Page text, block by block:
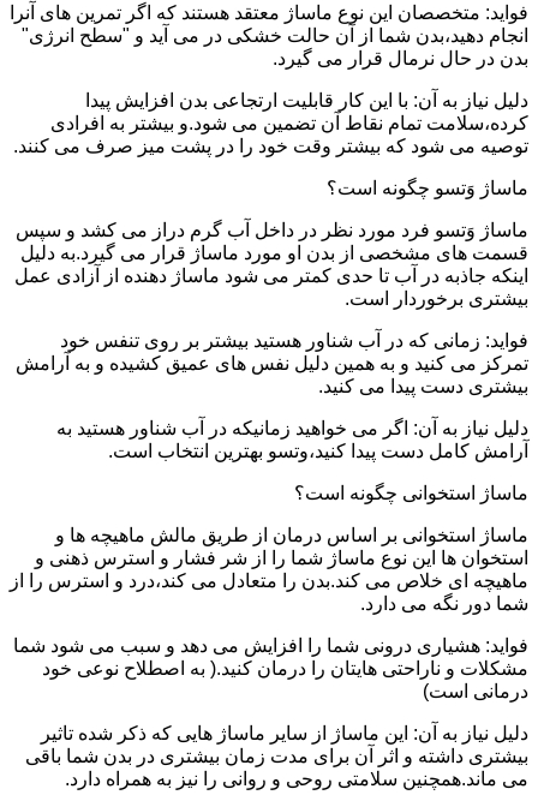
فواید: متخصصان این نوع ماساژ معتقد هستند که اگر تمرین های آنرا
انجام دهید،بدن شما از آن حالت خشکی در می آید و "سطح انرژی"
بدن در حال نرمال قرار می گیرد.
دلیل نیاز به آن: با این کار قابلیت ارتجاعی بدن افزایش پیدا
کرده،سلامت تمام نقاط آن تضمین می شود.و بیشتر به افرادی
توصیه می شود که بیشتر وقت خود را در پشت میز صرف می کنند.
ماساژ وَتسو چگونه است؟
ماساژ وَتسو فرد مورد نظر در داخل آب گرم دراز می کشد و سپس
قسمت های مشخصی از بدن او مورد ماساژ قرار می گیرد.به دلیل
اینکه جاذبه در آب تا حدی کمتر می شود ماساژ دهنده از آزادی عمل
بیشتری برخوردار است.
فواید: زمانی که در آب شناور هستید بیشتر بر روی تنفس خود
تمرکز می کنید و به همین دلیل نفس های عمیق کشیده و به آرامش
بیشتری دست پیدا می کنید.
دلیل نیاز به آن: اگر می خواهید زمانیکه در آب شناور هستید به
آرامش کامل دست پیدا کنید،وتسو بهترین انتخاب است.
ماساژ استخوانی چگونه است؟
ماساژ استخوانی بر اساس درمان از طریق مالش ماهیچه ها و
استخوان ها این نوع ماساژ شما را از شر فشار و استرس ذهنی و
ماهیچه ای خلاص می کند.بدن را متعادل می کند،درد و استرس را از
شما دور نگه می دارد.
فواید: هشیاری درونی شما را افزایش می دهد و سبب می شود شما
مشکلات و ناراحتی هایتان را درمان کنید.( به اصطلاح نوعی خود
درمانی است)
دلیل نیاز به آن: این ماساژ از سایر ماساژ هایی که ذکر شده تاثیر
بیشتری داشته و اثر آن برای مدت زمان بیشتری در بدن شما باقی
می ماند.همچنین سلامتی روحی و روانی را نیز به همراه دارد.